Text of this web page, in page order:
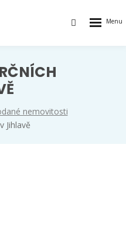
Vyhledávání
nemovitosti
Jihlavě